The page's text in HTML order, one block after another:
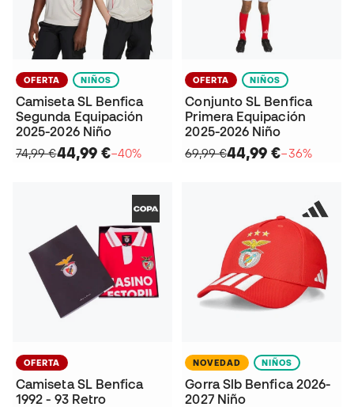
OFERTA NIÑOS
Camiseta SL Benfica
Segunda Equipación
2025-2026 Niño
74,99 €44,99 €−40%
OFERTA NIÑOS
Conjunto SL Benfica
Primera Equipación
2025-2026 Niño
69,99 €44,99 €−36%
OFERTA
Camiseta SL Benfica
1992 - 93 Retro
NOVEDAD NIÑOS
Gorra Slb Benfica 2026-
2027 Niño